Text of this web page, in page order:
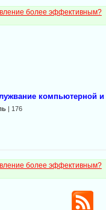
более эффективным?
компьютерной и
| 176
более эффективным?